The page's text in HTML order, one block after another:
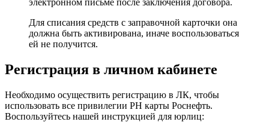
Для списания средств с заправочной карточки она
должна быть активирована, иначе воспользоваться
ей не получится.
Регистрация в личном кабинете
Необходимо осуществить регистрацию в ЛК, чтобы
использовать все привилегии РН карты Роснефть.
Воспользуйтесь нашей инструкцией для юрлиц: